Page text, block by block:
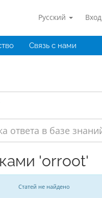
Русский Вход
Связь с нами
'orroot'
Статей не найдено